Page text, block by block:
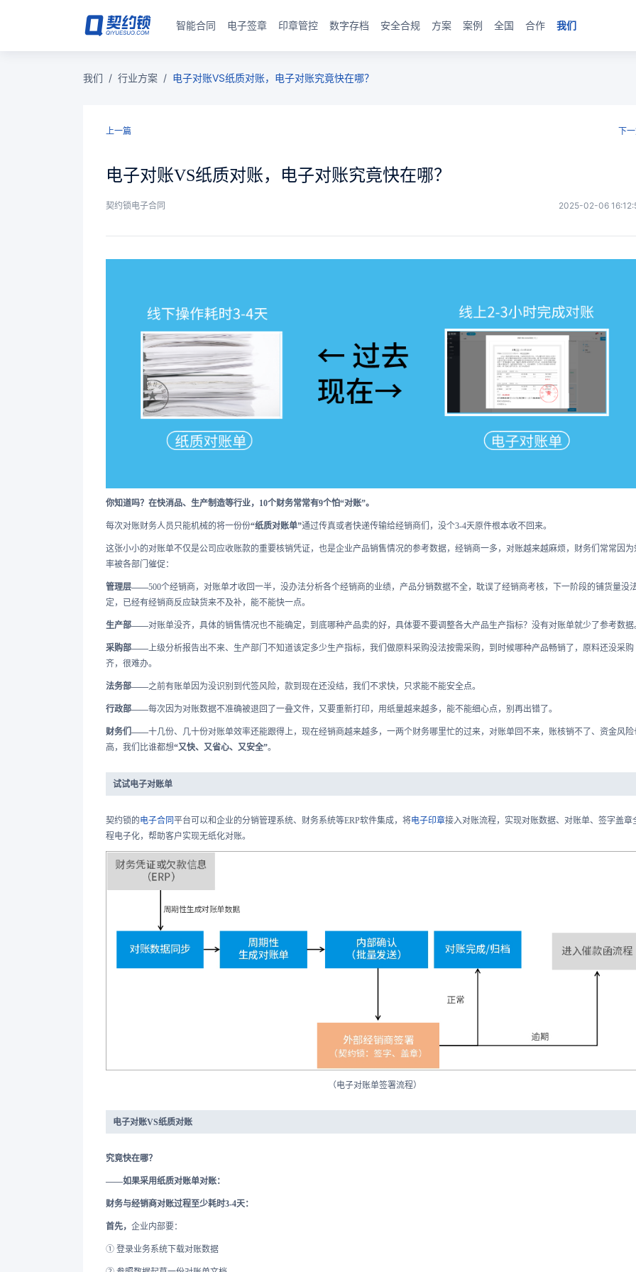
智能合同 电子签章 印章管控 数字存档 安全合规 方案 案例 全国 合作 我们
我们 / 行业方案 / 电子对账VS纸质对账，电子对账究竟快在哪？
上一篇 下
电子对账VS纸质对账，电子对账究竟快在哪？
契约锁电子合同 2025-02-06
你知道吗？在快消品、生产制造等行业，10个财务常常有9个怕“对账”。
每次对账财务人员只能机械的将一份份“纸质对账单”通过传真或者快递传输给经销商们，没个3-4天原件根本收不回来。
这张小小的对账单不仅是公司应收账款的重要核销凭证，也是企业产品销售情况的参考数据，经销商一多，对账越来越麻烦，财务们常常因为
率被各部门催促：
管理层——500个经销商，对账单才收回一半，没办法分析各个经销商的业绩，产品分销数据不全，耽误了经销商考核，下一阶段的铺货量没
定，已经有经销商反应缺货来不及补，能不能快一点。
生产部——对账单没齐，具体的销售情况也不能确定，到底哪种产品卖的好，具体要不要调整各大产品生产指标？没有对账单就少了参考数据
采购部—— 上级分析报告出不来、生产部门不知道该定多少生产指标，我们做原料采购没法按需采购，到时候哪种产品畅销了，原料还没采购
齐，很难办。
法务部——之前有账单因为没识别到代签风险，款到现在还没结，我们不求快，只求能不能安全点。
行政部——每次因为对账数据不准确被退回了一叠文件，又要重新打印，用纸量越来越多，能不能细心点，别再出错了。
财务们 ——十几份、几十份对账单效率还能跟得上，现在经销商越来越多，一两个财务哪里忙的过来，对账单回不来，账核销不了、资金风险
高，我们比谁都想“又快、又省心、又安全”。
试试电子对账单
契约锁的电子合同平台可以和企业的分销管理系统、财务系统等ERP软件集成，将电子印章接入对账流程，实现对账数据、对账单、签字盖章
程电子化，帮助客户实现无纸化对账。
（电子对账单签署流程）
电子对账VS纸质对账
究竟快在哪？
——如果采用纸质对账单对账：
财务与经销商对账过程至少耗时3-4天：
首先， 企业内部要：
① 登录业务系统下载对账数据